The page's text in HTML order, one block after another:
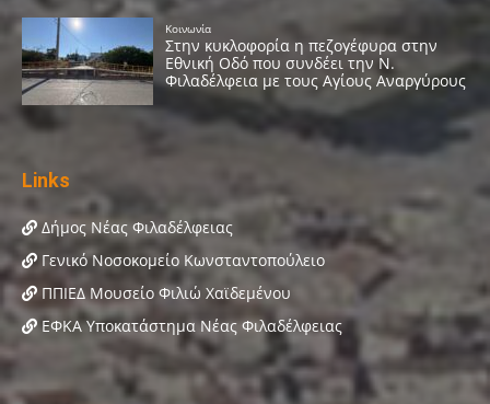
Links
Δήμος Νέας Φιλαδέλφειας
Γενικό Νοσοκομείο Κωνσταντοπούλειο
ΠΠΙΕΔ Μουσείο Φιλιώ Χαϊδεμένου
ΕΦΚΑ Υποκατάστημα Νέας Φιλαδέλφειας